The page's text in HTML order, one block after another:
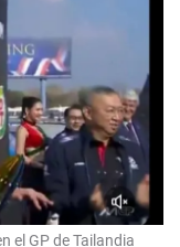
el GP de Tailandia